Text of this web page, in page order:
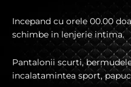
Incepand cu orele 00.00
schimbe in lenjerie intima.
Pantalonii scurti,
incalatamintea sport,